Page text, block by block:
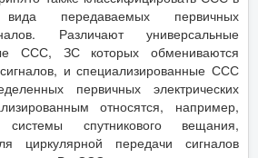
передаваемых первичных
Различают универсальные
ССС, ЗС которых обмениваются
и специализированные ССС
первичных электрических
относятся, например,
системы спутникового вещания,
циркулярной передачи сигналов